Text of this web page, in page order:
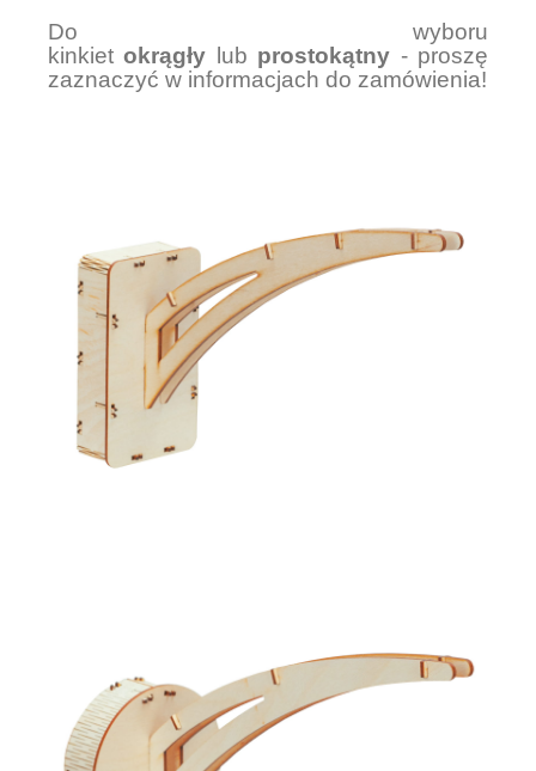
Do wyboru
kinkietokrągły lub prostokątny - proszę
zaznaczyć w informacjach do zamówienia!